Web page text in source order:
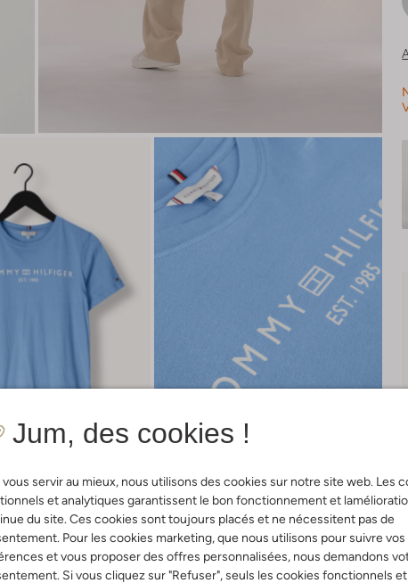
Jum, des cookies !
vous servir au mieux, nous utilisons des cookies sur notre site web. Les
et analytiques garantissent le bon fonctionnement et
du site. Ces cookies sont toujours placés et ne nécessitent pas de
Pour les cookies marketing, que nous utilisons pour suivre vos
et vous proposer des offres personnalisées, nous demandons
Si vous cliquez sur "Refuser", seuls les cookies fonctionnels et
Livraison & retours